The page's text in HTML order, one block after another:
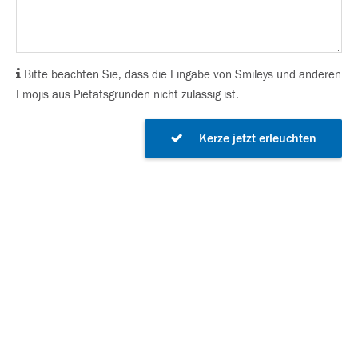
Bitte beachten Sie, dass die Eingabe von Smileys und anderen
Emojis aus Pietätsgründen nicht zulässig ist.
Kerze jetzt erleuchten